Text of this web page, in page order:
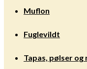
Muflon
Fuglevildt
Tapas, pølser